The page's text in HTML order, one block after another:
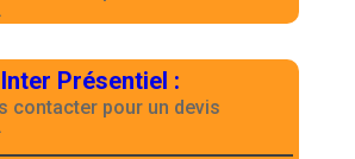
Présentiel :
contacter pour un devis